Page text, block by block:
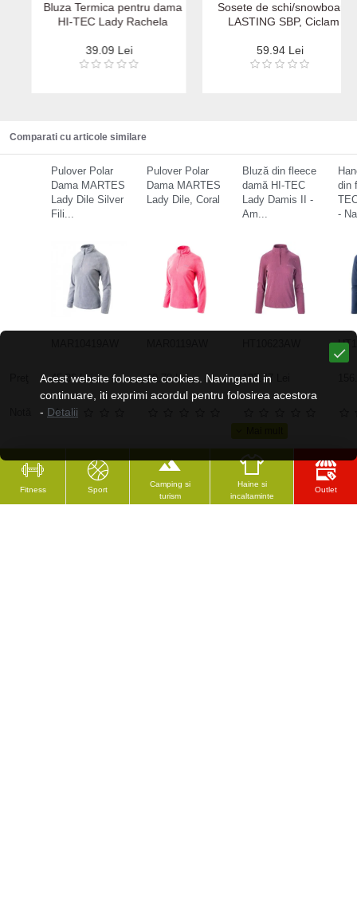
Bluza Termica pentru dama
HI-TEC Lady Rachela
39.09 Lei
Sosete de schi/snowboard
LASTING SBP, Ciclam
59.94 Lei
Comparati cu articole similare
Pulover Polar
Dama MARTES
Lady Dile Silver
Fili...
Pulover Polar
Dama MARTES
Lady Dile, Coral
Bluză din fleece
damă HI-TEC
Lady Damis II -
Am...
din
-
45.36 Lei 80.78 Lei 127.47 Lei
Fitness Sport
Camping si
turism
Haine si
incaltaminte
Outlet
Acest website foloseste cookies. Navingand in
continuare, iti exprimi acordul pentru folosirea acestora
- Detalii